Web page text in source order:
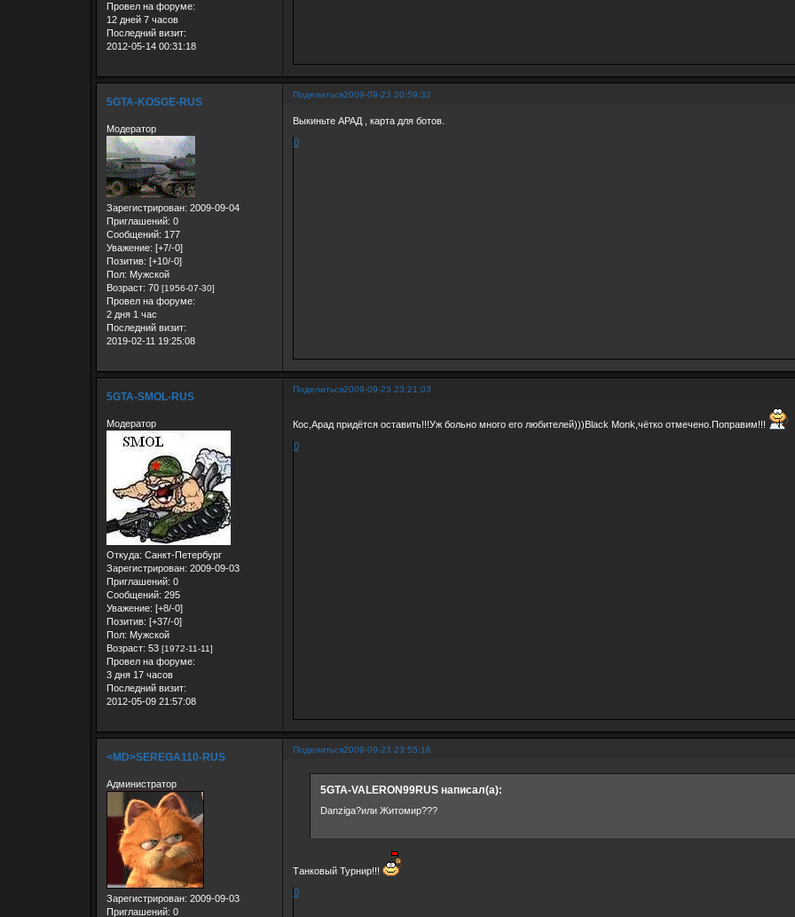
Провел на форуме:
12 дней 7 часов
Последний визит:
2012-05-14 00:31:18
Поделиться2009-09-23 20:59:32
5GTA-KOSGE-RUS
Модератор
Зарегистрирован: 2009-09-04
Приглашений: 0
Сообщений: 177
Уважение: [+7/-0]
Позитив: [+10/-0]
Пол: Мужской
Возраст: 70 [1956-07-30]
Провел на форуме:
2 дня 1 час
Последний визит:
2019-02-11 19:25:08
Выкиньте АРАД , карта для ботов.
0
Поделиться2009-09-23 23:21:03
5GTA-SMOL-RUS
Модератор
Откуда: Санкт-Петербург
Зарегистрирован: 2009-09-03
Приглашений: 0
Сообщений: 295
Уважение: [+8/-0]
Позитив: [+37/-0]
Пол: Мужской
Возраст: 53 [1972-11-11]
Провел на форуме:
3 дня 17 часов
Последний визит:
2012-05-09 21:57:08
Кос,Арад придётся оставить!!!Уж больно много его любителей)))Black Monk,чётко отмечено.Поправим!!!
0
Поделиться2009-09-23 23:55:16
<MD>SEREGA110-RUS
Администратор
Зарегистрирован: 2009-09-03
Приглашений: 0
5GTA-VALERON99RUS написал(а):
Danzigа?или Житомир???
Танковый Турнир!!!
0